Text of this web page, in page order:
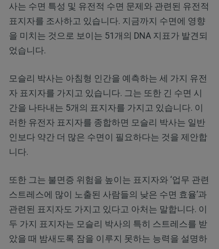
사는 수면 특성 및 유전적 수면 문제와 관련된 유전적
표지자를 조사하고 있습니다. 지금까지 수면에 영향
을 미치는 것으로 보이는 51개의 DNA 지표가 발견되
었습니다.
모슬리 박사는 아침형 인간을 예측하는 세 가지 유전
자 표지자를 가지고 있습니다. 그는 또한 긴 수면 시
간을 나타내는 5개의 표지자를 가지고 있습니다. 이
러한 유전자 표지자를 종합하면 모슬리 박사는 일반
인보다 약간 더 많은 수면이 필요하다는 것을 제안합
니다.
또한 그는 불면증 위험을 높이는 표지자와 ‘업무 관련
스트레스에 많이 노출된 사람들의 낮은 수면 효율’과
관련된 표지자도 가지고 있다고 아처는 말합니다. 이
두 가지 표지자는 모슬리 박사의 특히 스트레스를 받
았을 때 밤새도록 잠을 이루지 못하는 능력을 설명하